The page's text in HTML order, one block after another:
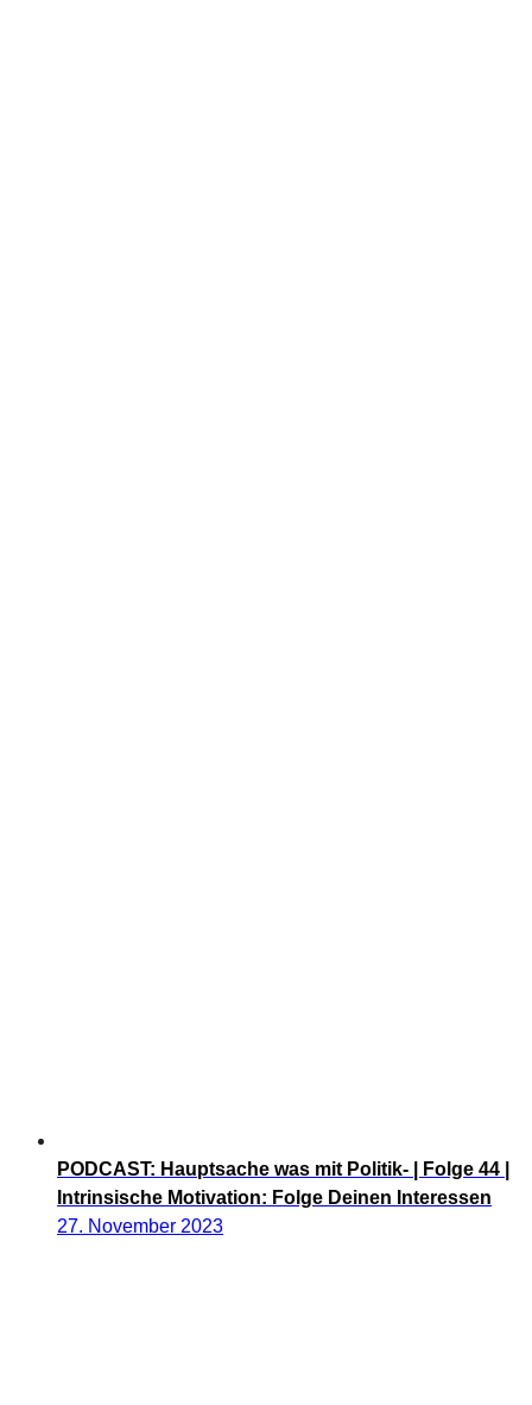
PODCAST: Hauptsache was mit Politik- | Folge 44 |
Intrinsische Motivation: Folge Deinen Interessen
27. November 2023